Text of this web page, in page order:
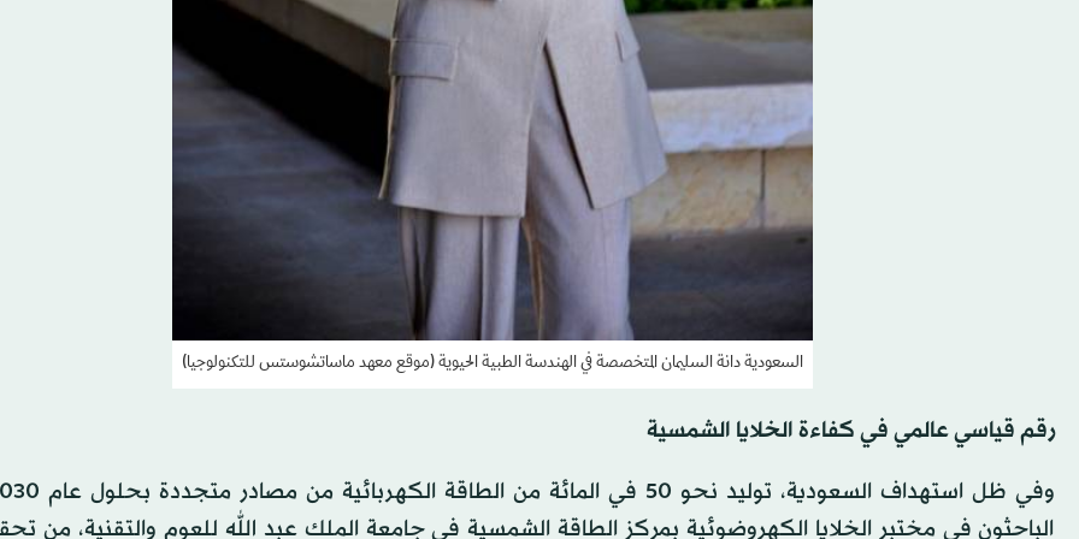
السعودية دانة السليمان المتخصصة في الهندسة الطبية الحيوية (موقع معهد ماساتشوستس للتكنولوجيا)
رقم قياسي عالمي في كفاءة الخلايا الشمسية
الباحثون في مختبر الخلايا الكهروضوئية بمركز الطاقة الشمسية في جامعة الملك عبد الله للعوم والتقنية، من